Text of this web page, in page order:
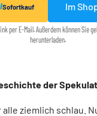
Sofortkauf Im
per E-Mail. Außerdem können Sie
herunterladen.
der
ziemlich schlau.